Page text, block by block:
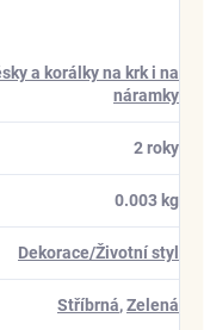
a korálky na krk i na
náramky
2 roky
0.003 kg
Dekorace/Životní styl
Stříbrná,Zelená